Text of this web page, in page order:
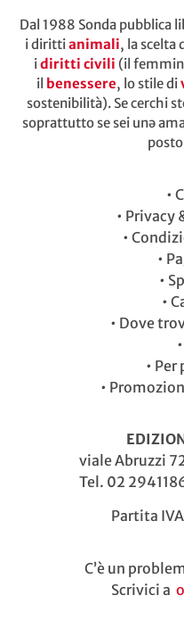
Dal 1988 Sonda pubblica
i dirittianimali, la scelta
idiritti civili (il
il benessere, lo stile di
sostenibilità). Se cerchi
soprattutto se sei unə
•
• Privacy
•
•
•
•
• Dove
•
• Per
•
viale Abruzzi
Tel. 02
Partita
C’è un
Scrivici a